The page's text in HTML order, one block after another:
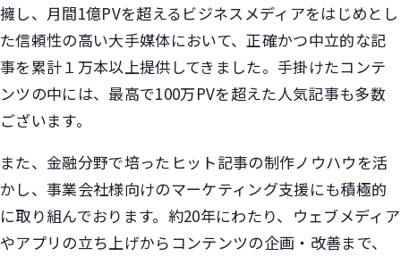
擁し、月間1億PVを超えるビジネスメディアをはじめとし
た信頼性の高い大手媒体において、正確かつ中立的な記
事を累計１万本以上提供してきました。手掛けたコンテ
ンツの中には、最高で100万PVを超えた人気記事も多数
ございます。
また、金融分野で培ったヒット記事の制作ノウハウを活
かし、事業会社様向けのマーケティング支援にも積極的
に取り組んでおります。約20年にわたり、ウェブメディア
やアプリの立ち上げからコンテンツの企画・改善まで、